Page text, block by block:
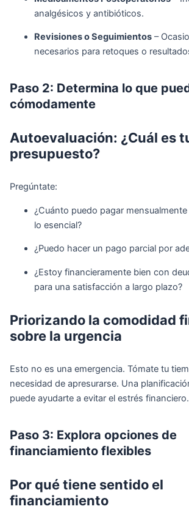
analgésicos y antibióticos.
Revisiones o Seguimientos–
necesarios para retoques o
Paso 2: Determina lo que
cómodamente
Autoevaluación: ¿Cuál es
presupuesto?
Pregúntate:
¿Cuánto puedo pagar
lo esencial?
¿Puedo hacer un pago parcial por
¿Estoy financieramente bien con
para una satisfacción a largo plazo?
Priorizando la comodidad
sobre la urgencia
Esto no es una emergencia. Tómate tu
necesidad de apresurarse. Una
puede ayudarte a evitar el estrés financiero.
Paso 3: Explora opciones de
financiamiento flexibles
Por qué tiene sentido el
financiamiento